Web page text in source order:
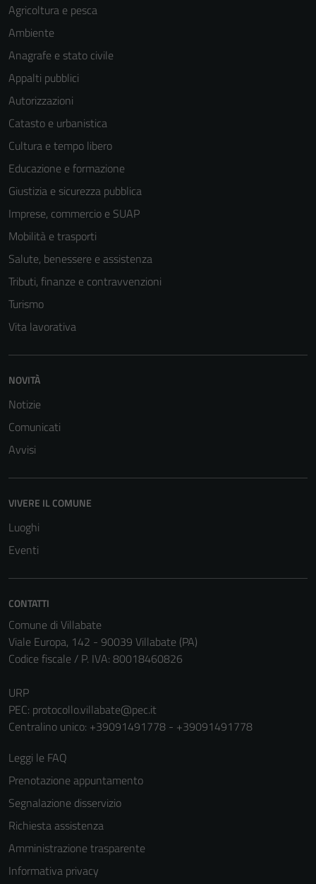
Agricoltura e pesca
Ambiente
Anagrafe e stato civile
Appalti pubblici
Autorizzazioni
Catasto e urbanistica
Cultura e tempo libero
Educazione e formazione
Giustizia e sicurezza pubblica
Imprese, commercio e SUAP
Mobilità e trasporti
Salute, benessere e assistenza
Tributi, finanze e contravvenzioni
Turismo
Vita lavorativa
NOVITÀ
Notizie
Comunicati
Avvisi
VIVERE IL COMUNE
Luoghi
Eventi
CONTATTI
Comune di Villabate
Viale Europa, 142 - 90039 Villabate (PA)
Codice fiscale / P. IVA: 80018460826
URP
PEC: protocollo.villabate@pec.it
Centralino unico: +39091491778 - +39091491778
Leggi le FAQ
Prenotazione appuntamento
Segnalazione disservizio
Richiesta assistenza
Amministrazione trasparente
Informativa privacy
del sito e non